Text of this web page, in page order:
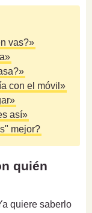
vas?»
con el móvil»
así»
mejor?
quién
quiere saberlo